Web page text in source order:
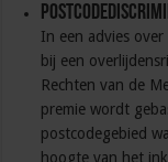
In een advies
bij een
Rechten van de
premie wordt
postcodegebied
hoogte van het